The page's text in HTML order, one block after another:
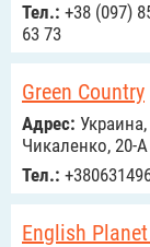
Тел.: +38 (097)
63 73
Green Country
Адрес:
Чикаленко, 20-
Тел.:
English